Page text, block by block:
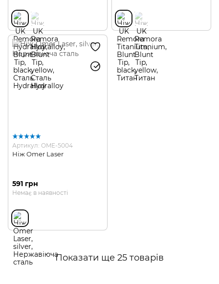
Артикул: OME-5004
Ніж Omer Laser
591 грн
Немає в наявності
Показати ще 25 товарів